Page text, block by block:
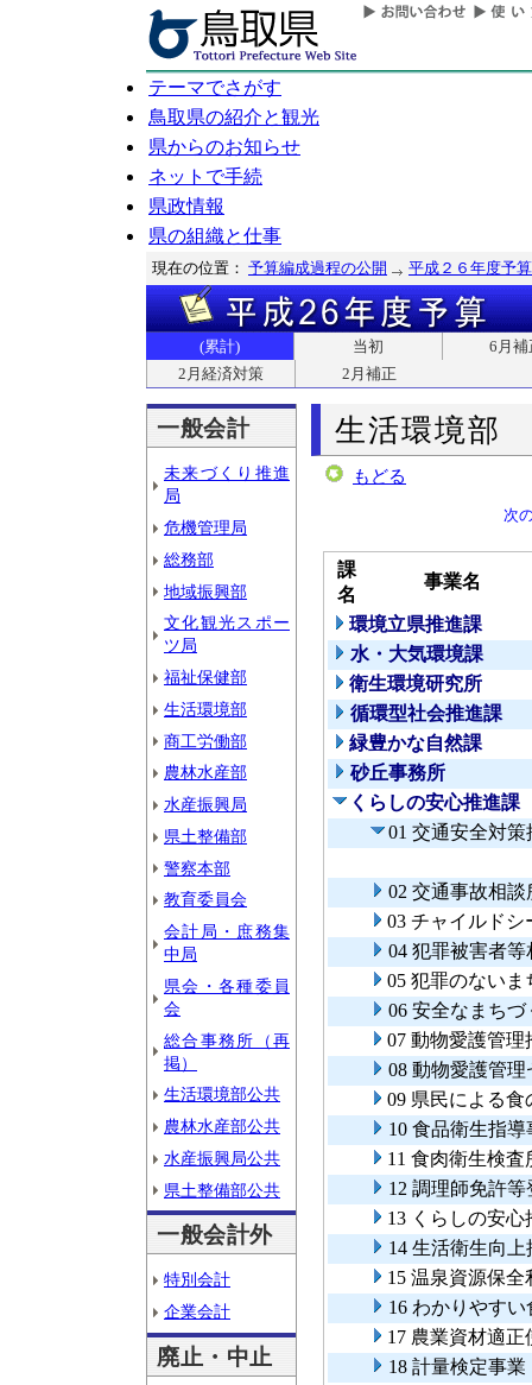
テーマでさがす
鳥取県の紹介と観光
県からのお知らせ
ネットで手続
県政情報
県の組織と仕事
現在の位置： 予算編成過程の公開 平成２６年度予算
(累計) 当初
6月補
2月経済対策
2月補正
一般会計
未来づくり推進
局
危機管理局
総務部
地域振興部
文化観光スポー
ツ局
福祉保健部
生活環境部
商工労働部
農林水産部
水産振興局
県土整備部
警察本部
教育委員会
会計局・庶務集
中局
県会・各種委員
会
総合事務所（再
掲）
生活環境部公共
農林水産部公共
水産振興局公共
県土整備部公共
一般会計外
特別会計
企業会計
廃止・中止
生活環境部
もどる
次
課
名
事業名
環境立県推進課
水・大気環境課
衛生環境研究所
循環型社会推進課
緑豊かな自然課
砂丘事務所
くらしの安心推進課
01 交通安全対策
02 交通事故相
03 チャイルド
04 犯罪被害者
05 犯罪のない
06 安全なまち
07 動物愛護管理
08 動物愛護管
09 県民による
10 食品衛生指導
11 食肉衛生検
12 調理師免許
13 くらしの安
14 生活衛生向
15 温泉資源保
16 わかりやす
17 農業資材適
18 計量検定事業